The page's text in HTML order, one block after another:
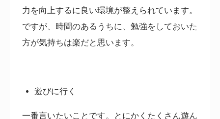
力を向上するに良い環境が整えられています。
ですが、時間のあるうちに、勉強をしておいた
方が気持ちは楽だと思います。
遊びに行く
一番言いたいことです。とにかくたくさん遊ん